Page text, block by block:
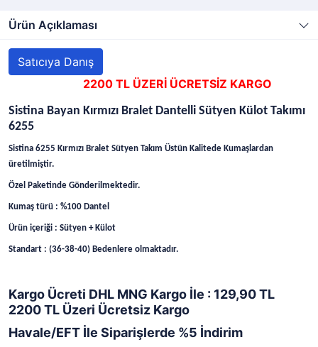
Ürün Açıklaması
Satıcıya Danış
2200 TL ÜZERİ ÜCRETSİZ KARGO
Sistina Bayan Kırmızı Bralet Dantelli Sütyen Külot Takımı
6255
Sistina 6255 Kırmızı Bralet Sütyen Takım Üstün Kalitede Kumaşlardan
üretilmiştir.
Özel Paketinde Gönderilmektedir.
Kumaş türü : %100 Dantel
Ürün içeriği : Sütyen + Külot
Standart : (36-38-40) Bedenlere olmaktadır.
Kargo Ücreti DHL MNG Kargo İle : 129,90 TL
2200 TL Üzeri Ücretsiz Kargo
Havale/EFT İle Siparişlerde %5 İndirim